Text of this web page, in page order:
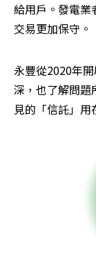
給用戶。發電業
交易更加保守。
永豐從2020年
深，也了解問題
見的「信託」用